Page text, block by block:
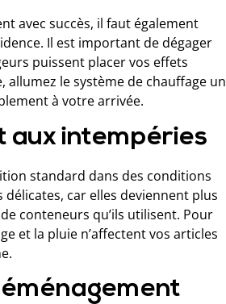
avec succès, il faut également
Il est important de dégager
puissent placer vos effets
le système de chauffage un
à votre arrivée.
aux intempéries
standard dans des conditions
car elles deviennent plus
conteneurs qu’ils utilisent. Pour
et la pluie n’affectent vos articles